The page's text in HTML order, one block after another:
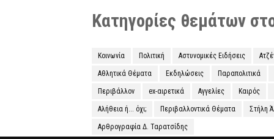
Κατηγορίες θεμάτων
Κοινωνία Πολιτική Αστυνομικές Ειδήσεις
Αθλητικά Θέματα Εκδηλώσεις Παραπολιτικά
Περιβάλλον ex-αιρετικά Αγγελίες Καιρός
Αλήθεια ή... όχι; Περιβαλλοντικά Θέματα Στήλη
Αρθρογραφία Δ. Ταρατσίδης